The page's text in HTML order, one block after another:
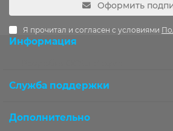
Оформить
Я прочитал и согласен с условиями
Информация
Служба поддержки
Дополнительно